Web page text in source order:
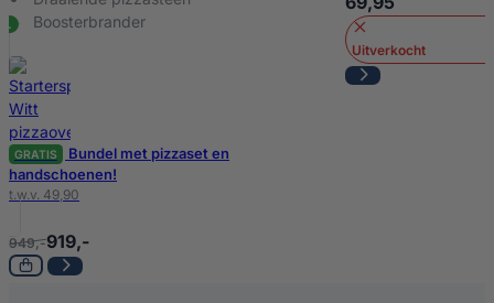
Boosterbrander
GRATIS
Bundel met pizzaset en
handschoenen!
t.w.v. 49,90
949,-919,-
Uitverkocht